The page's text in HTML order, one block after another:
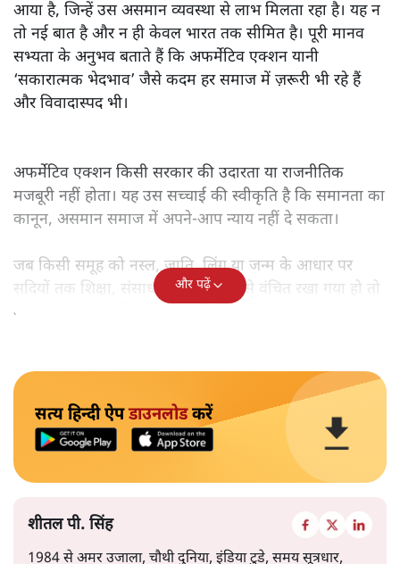
आया है, जिन्हें उस असमान व्यवस्था से लाभ मिलता रहा है। यह न
तो नई बात है और न ही केवल भारत तक सीमित है। पूरी मानव
सभ्यता के अनुभव बताते हैं कि अफर्मेटिव एक्शन यानी
‘सकारात्मक भेदभाव’ जैसे कदम हर समाज में ज़रूरी भी रहे हैं
और विवादास्पद भी।
अफर्मेटिव एक्शन किसी सरकार की उदारता या राजनीतिक
मजबूरी नहीं होता। यह उस सच्चाई की स्वीकृति है कि समानता का
कानून, असमान समाज में अपने-आप न्याय नहीं दे सकता।
जब किसी समूह को नस्ल, जाति, लिंग या जन्म के आधार पर
सदियों तक शिक्षा, संसाधनों और सम्मान से वंचित रखा गया हो तो
केवल ‘सब बराबर हैं’ कह देने से स्थिति नहीं बदलती।
और पढ़ें
सत्य हिन्दी ऐपडाउनलोडकरें
शीतल पी. सिंह
1984 से अमर उजाला, चौथी दुनिया, इंडिया टुडे, समय सूत्रधार,